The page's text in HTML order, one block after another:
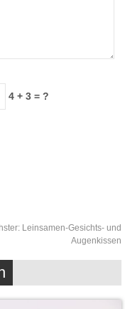
4 + 3 = ?
Leinsamen-Gesichts- und
Augenkissen